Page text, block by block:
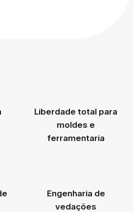
Liberdade total para
moldes e
ferramentaria
Engenharia de
vedações